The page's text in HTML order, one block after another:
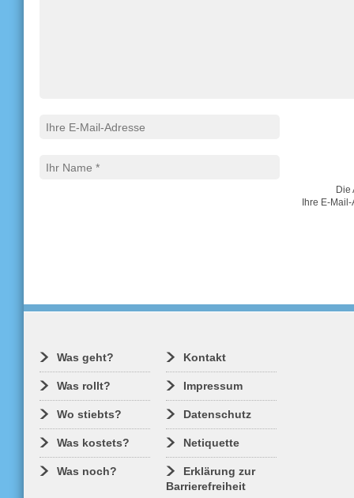
Die
Ihre E-
Was geht?
Was rollt?
Wo stiebts?
Was kostets?
Was noch?
Kontakt
Impressum
Datenschutz
Netiquette
Erklärung zur
Barrierefreiheit